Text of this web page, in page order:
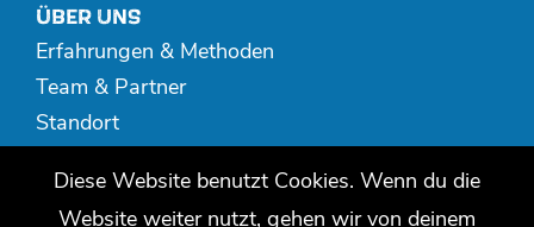
ÜBER UNS
Erfahrungen & Methoden
Team & Partner
Standort
MEDIATHEK
Diese Website benutzt Cookies. Wenn du die
Website weiter nutzt, gehen wir von deinem